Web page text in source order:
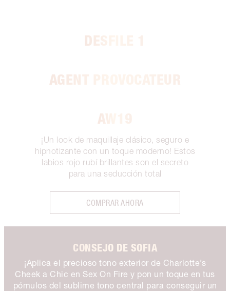
DESFILE 1
AGENT PROVOCATEUR
AW19
¡Un look de maquillaje clásico, seguro e
hipnotizante con un toque moderno! Estos
labios rojo rubí brillantes son el secreto
para una seducción total
COMPRAR AHORA
CONSEJO DE SOFIA
¡Aplica el precioso tono exterior de Charlotte’s
Cheek a Chic en Sex On Fire y pon un toque en tus
pómulos del sublime tono central para conseguir un